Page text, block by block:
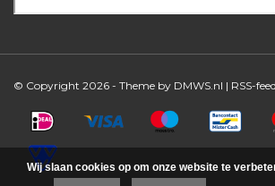
© Copyright 2026 - Theme by DMWS.nl | RSS-feed
Wij slaan cookies op om onze website te